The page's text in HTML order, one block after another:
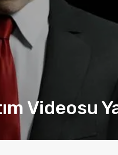
Videosu